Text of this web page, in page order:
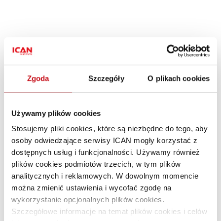
Zgoda Szczegóły O plikach cookies
Używamy plików cookies
Stosujemy pliki cookies, które są niezbędne do tego, aby
osoby odwiedzające serwisy ICAN mogły korzystać z
dostępnych usług i funkcjonalności. Używamy również
plików cookies podmiotów trzecich, w tym plików
analitycznych i reklamowych. W dowolnym momencie
można zmienić ustawienia i wycofać zgodę na
wykorzystanie opcjonalnych plików cookies.
Szczegółowe informacje na temat plików cookies i celów
Materiał dostępny tylko dla
subskrybentów
Dołącz do subskrybentów i korzystaj z treści
Dołącz do ICAN Business Insight!
Jesteś subskrybentem? Zaloguj się »